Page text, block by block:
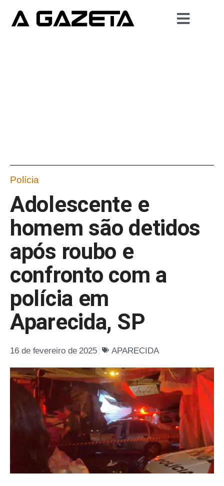
Polícia
Adolescente e
homem são detidos
após roubo e
confronto com a
polícia em
Aparecida, SP
16 de fevereiro de 2025 APARECIDA